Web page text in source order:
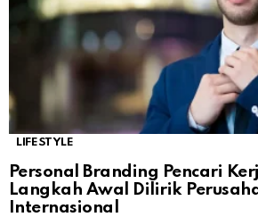
LIFESTYLE
Personal Branding Pencari
Langkah Awal Dilirik
Internasional